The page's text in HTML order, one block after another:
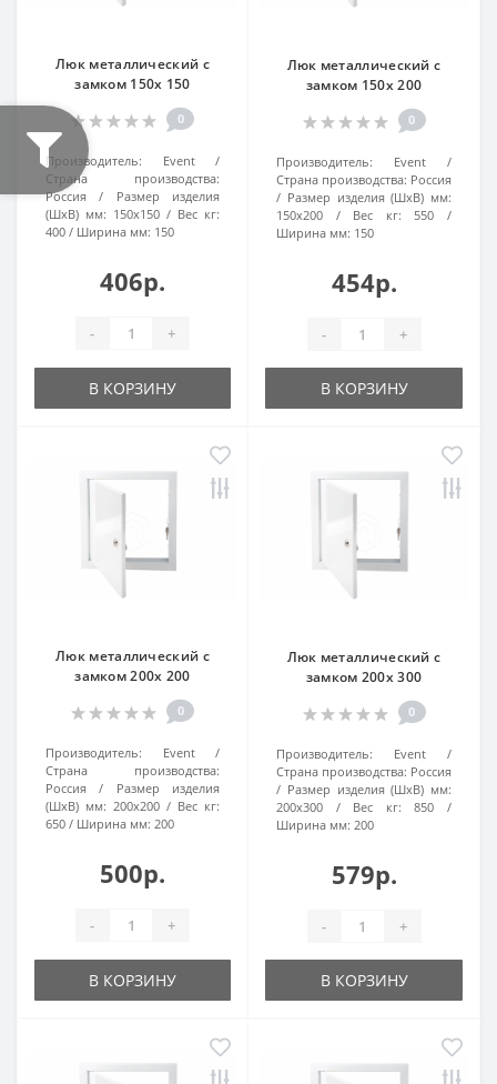
Люк металлический с
замком 150х 150
0
Производитель:
Event
Страна производства:
Россия
Размер изделия
(ШхВ) мм: 150х150
Вес кг:
400
Ширина мм: 150
406р.
- +
В КОРЗИНУ
Люк металлический с
замком 150х 200
0
Производитель:
Event
Страна производства: Россия
Размер изделия (ШхВ) мм:
150х200
Вес кг:
550
Ширина мм: 150
454р.
- +
В КОРЗИНУ
Люк металлический с
замком 200х 200
0
Производитель:
Event
Страна производства:
Россия
Размер изделия
(ШхВ) мм: 200х200
Вес кг:
650
Ширина мм: 200
500р.
- +
В КОРЗИНУ
Люк металлический с
замком 200х 300
0
Производитель:
Event
Страна производства: Россия
Размер изделия (ШхВ) мм:
200х300
Вес кг:
850
Ширина мм: 200
579р.
- +
В КОРЗИНУ